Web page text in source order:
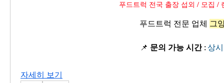
푸드트럭 전국 출장 섭외 / 모집 /
푸드트럭 전문 업체 그
📌 문의 가능 시간 : 상
자세히 보기